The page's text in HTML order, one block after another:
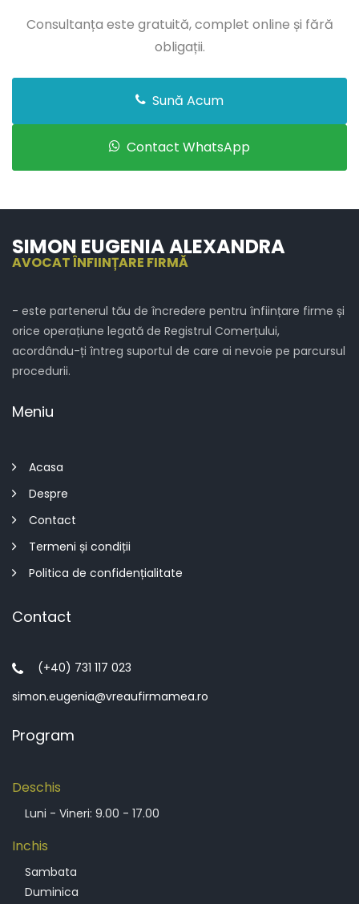
Înființare firmă în Mânăstirea
Înființare firmă în Modelu
Înființare firmă în Plătăreşti
Înființare firmă în Roseţi
Înființare firmă în Sălcioara
Înființare firmă în Sohatu
Înființare firmă în Spanţov
Înființare firmă în Ştefan cel Mare
Înființare firmă în Tămădău Mare
Înființare firmă în Unirea
Înființare firmă în Vâlcelele
Consultanța este gratuită, complet online și fără
obligații.
Sună Acum
Contact WhatsApp
SIMON EUGENIA ALEXANDRA
AVOCAT ÎNFIINȚARE FIRMĂ
- este partenerul tău de încredere pentru înființare firme și
orice operațiune legată de Registrul Comerțului,
acordându-ți întreg suportul de care ai nevoie pe parcursul
procedurii.
Meniu
Acasa
Despre
Contact
Termeni și condiții
Politica de confidențialitate
Contact
(+40) 731 117 023
simon.eugenia@vreaufirmamea.ro
Program
Deschis
Luni - Vineri: 9.00 - 17.00
Inchis
Sambata
Duminica